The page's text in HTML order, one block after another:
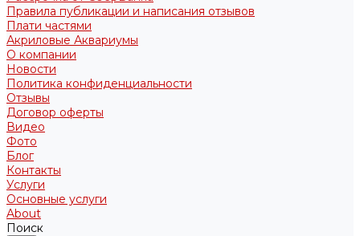
Правила публикации и написания отзывов
Плати частями
Акриловые Аквариумы
О компании
Новости
Политика конфиденциальности
Отзывы
Договор оферты
Видео
Фото
Блог
Контакты
Услуги
Основные услуги
About
Поиск